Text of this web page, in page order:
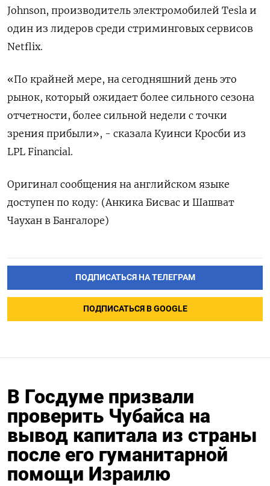
Johnson, производитель электромобилей Tesla и
один из лидеров среди стриминговых сервисов
Netflix.
«По крайней мере, на сегодняшний день это
рынок, который ожидает более сильного сезона
отчетности, более сильной недели с точки
зрения прибыли», - сказала Куинси Кросби из
LPL Financial.
Оригинал сообщения на английском языке
доступен по коду: (Анкика Бисвас и Шашват
Чаухан в Бангалоре)
ПОДПИСАТЬСЯ НА ТЕЛЕГРАМ
ПОДПИСАТЬСЯ В GOOGLE
В Госдуме призвали
проверить Чубайса на
вывод капитала из страны
после его гуманитарной
помощи Израилю